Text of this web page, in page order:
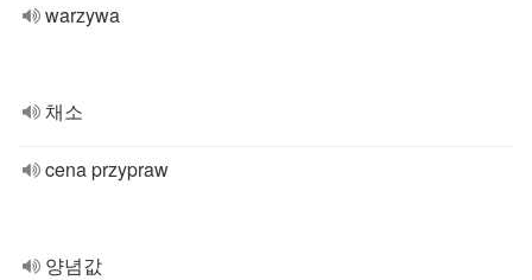
warzywa
채소
cena przypraw
양념값